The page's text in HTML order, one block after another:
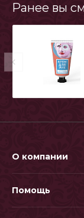
Ранее вы
О компании
Помощь